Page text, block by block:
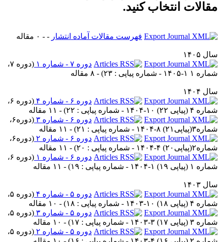
انتخاب کنید.
فهرست مقالات آماده انتشار- - ۰ مقاله
۱۴۰۵
دوره ۷ - شماره ۱
(
دوره ۷،
۱ ۱-۱۴۰۵ - شماره پیاپی : ۲۳
) - ۸ مقاله
۱۴۰۴
دوره ۶ - شماره ۴
(
دوره ۶،
(پیاپی ۲۲) ۱۰-۱۴۰۴ - شماره پیاپی : ۲۲
) - ۱۱ مقاله
دوره ۶ - شماره ۳
(
دوره۶،
۸-۱۴۰۴ - شماره پیاپی : ۲۱
) - ۱۱ مقاله
دوره ۶ - شماره ۲
(
دوره۶،
۴-۱۴۰۴ - شماره پیاپی : ۲۰
) - ۱۱ مقاله
دوره ۶ - شماره ۱
(
دوره ۶،
(پیاپی ۱۹) ۱-۱۴۰۴ - شماره پیاپی : ۱۹
) - ۱۱ مقاله
۱۴۰۳
دوره ۵ - شماره ۴
(
دوره ۵،
(پیاپی ۱۸) ۱۰-۱۴۰۳ - شماره پیاپی : ۱۸
) - ۱۰ مقاله
دوره ۵ - شماره ۳
(
دوره ۵،
(پیاپی ۱۷) ۳-۱۴۰۳ - شماره پیاپی : ۱۷
) - ۱۰ مقاله
دوره ۵ - شماره ۲
(
دوره ۵،